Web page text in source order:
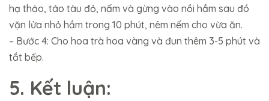
hạ thảo, táo tàu đỏ, nấm và gừng vào nồi hầm sau đó
vặn lửa nhỏ hầm trong 10 phút, nêm nếm cho vừa ăn.
– Bước 4: Cho hoa trà hoa vàng và đun thêm 3-5 phút và
tắt bếp.
5. Kết luận: